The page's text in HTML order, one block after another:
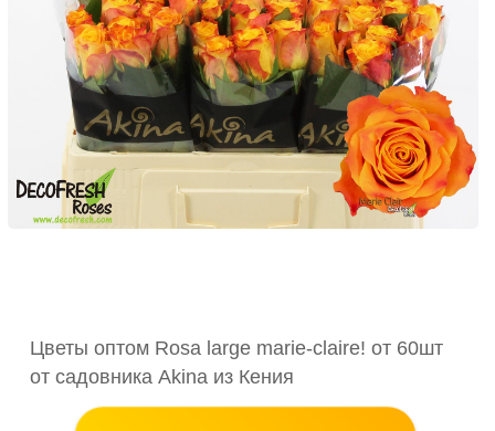
Цветы оптом Rosa large marie-claire! от 60шт
от садовника Akina из Кения